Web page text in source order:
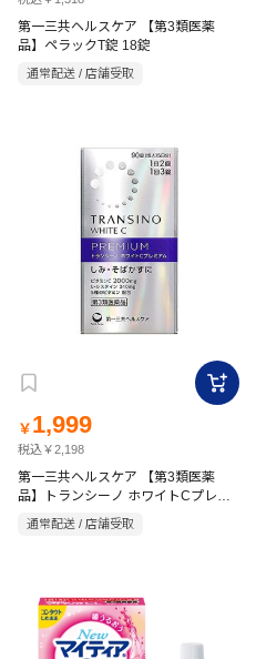
第一三共ヘルスケア 【第3類医薬
品】ペラックT錠 18錠
通常配送 / 店舗受取
￥ 1,999
税込￥2,198
第一三共ヘルスケア 【第3類医薬
品】トランシーノ ホワイトCプレミ
アム 90錠
通常配送 / 店舗受取